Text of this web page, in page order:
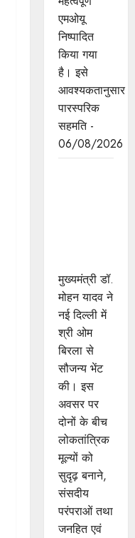
एमओयू
निष्पादित
किया गया
है। इसे
आवश्यकतानुसार
पारस्परिक
सहमति -
06/08/2026
मुख्यमंत्री डॉ.
मोहन यादव ने
नई दिल्ली में
श्री ओम
बिरला से
सौजन्य भेंट
की। इस
अवसर पर
दोनों के बीच
लोकतांत्रिक
मूल्यों को
सुदृढ़ बनाने,
संसदीय
परंपराओं तथा
जनहित एवं